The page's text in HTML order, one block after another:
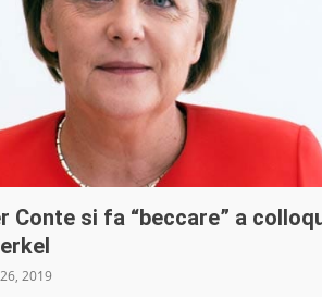
Conte si fa “beccare” a
2019